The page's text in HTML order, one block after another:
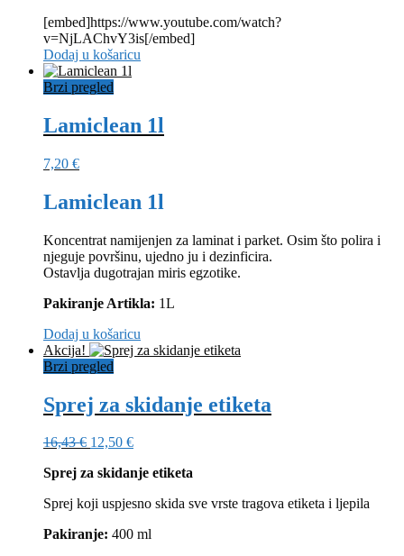
[embed]https://www.youtube.com/watch?
v=NjLAChvY3is[/embed]
Dodaj u košaricu
Brzi pregled
Lamiclean 1l
7,20 €
Lamiclean 1l
Koncentrat namijenjen za laminat i parket. Osim što polira i
njeguje površinu, ujedno ju i dezinficira.
Ostavlja dugotrajan miris egzotike.
Pakiranje Artikla: 1L
Dodaj u košaricu
Akcija!
Brzi pregled
Sprej za skidanje etiketa
16,43€ Izvorna
bila
16,43 €.
12,50 €Trenutna
je:
Sprej za skidanje etiketa
Sprej koji uspjesno skida sve vrste tragova etiketa i ljepila
Pakiranje: 400 ml